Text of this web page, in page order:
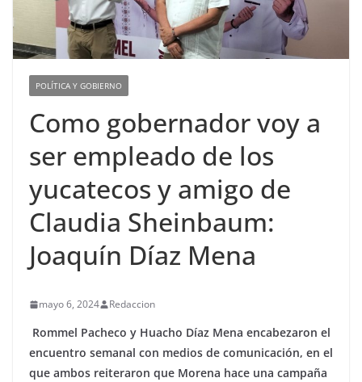
POLÍTICA Y GOBIERNO
Como gobernador voy a
ser empleado de los
yucatecos y amigo de
Claudia Sheinbaum:
Joaquín Díaz Mena
mayo 6, 2024 Redaccion
Rommel Pacheco y Huacho Díaz Mena encabezaron el
encuentro semanal con medios de comunicación, en el
que ambos reiteraron que Morena hace una campaña